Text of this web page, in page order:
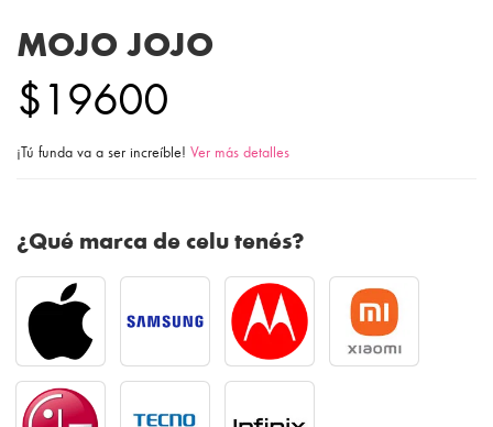
MOJO JOJO
$19600
¡Tú funda va a ser increíble! Ver más detalles
¿Qué marca de celu tenés?